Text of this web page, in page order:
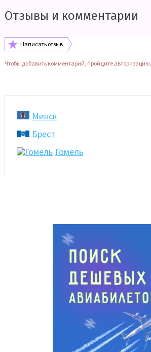
Отзывы и комментарии
Написать отзыв
Чтобы добавить комментарий, пройдите авторизацию.
Минск
Брест
Гомель